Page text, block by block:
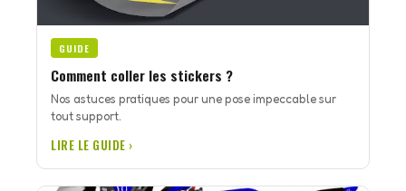
GUIDE
Comment coller les stickers ?
Nos astuces pratiques pour une pose impeccable sur
tout support.
LIRE LE GUIDE ›